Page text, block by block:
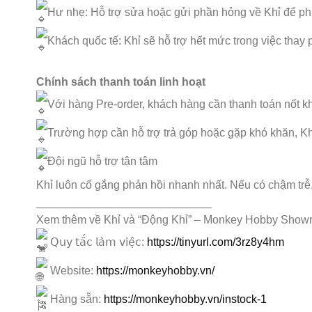
Hư nhẹ: Hỗ trợ sửa hoặc gửi phần hỏng về Khỉ để
Khách quốc tế: Khỉ sẽ hỗ trợ hết mức trong việc
Chính sách thanh toán linh hoạt
Với hàng Pre-order, khách hàng cần thanh toán nốt
Trường hợp cần hỗ trợ trả góp hoặc gặp khó khăn,
Đội ngũ hỗ trợ tận tâm
Khỉ luôn cố gắng phản hồi nhanh nhất. Nếu có chậm
Xem thêm về Khỉ và “Động Khỉ” – Monkey Hobby
𝖰𝗎𝗒 𝗍𝖺̆́𝖼 𝗅𝖺̀𝗆 𝗏𝗂𝖾̣̂𝖼: https://tinyurl.com/3rz8y4hm
Website: https://monkeyhobby.vn/
Hàng sẵn: https://monkeyhobby.vn/instock-1